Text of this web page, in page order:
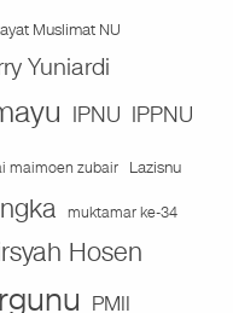
Muslimat NU
Yuniardi
IPNU IPPNU
maimoen zubair
Lazisnu
muktamar ke-34
Hosen
PMII